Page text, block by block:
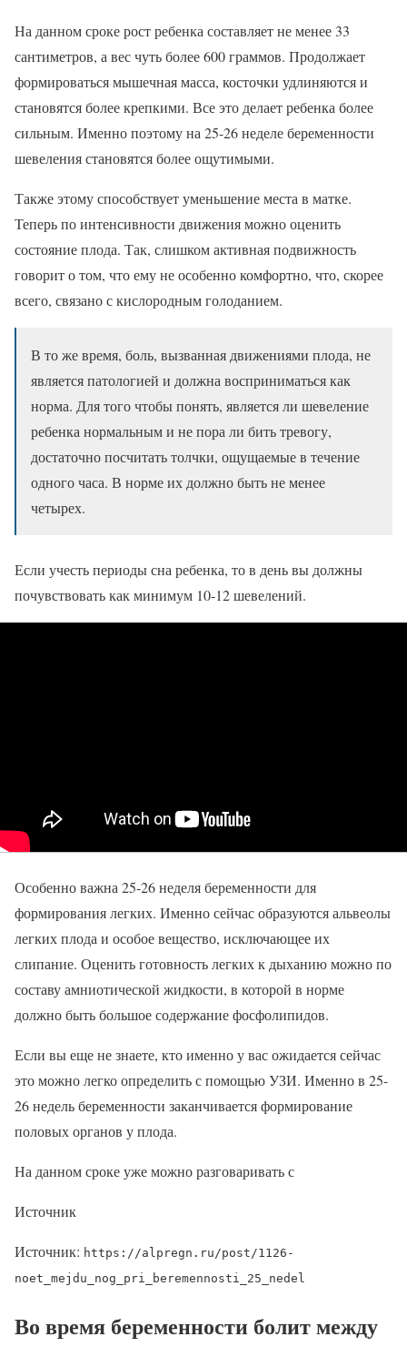
На данном сроке рост ребенка составляет не менее 33
сантиметров, а вес чуть более 600 граммов. Продолжает
формироваться мышечная масса, косточки удлиняются и
становятся более крепкими. Все это делает ребенка более
сильным. Именно поэтому на 25-26 неделе беременности
шевеления становятся более ощутимыми.
Также этому способствует уменьшение места в матке.
Теперь по интенсивности движения можно оценить
состояние плода. Так, слишком активная подвижность
говорит о том, что ему не особенно комфортно, что, скорее
всего, связано с кислородным голоданием.
В то же время, боль, вызванная движениями плода, не
является патологией и должна восприниматься как
норма. Для того чтобы понять, является ли шевеление
ребенка нормальным и не пора ли бить тревогу,
достаточно посчитать толчки, ощущаемые в течение
одного часа. В норме их должно быть не менее
четырех.
Если учесть периоды сна ребенка, то в день вы должны
почувствовать как минимум 10-12 шевелений.
Особенно важна 25-26 неделя беременности для
формирования легких. Именно сейчас образуются альвеолы
легких плода и особое вещество, исключающее их
слипание. Оценить готовность легких к дыханию можно по
составу амниотической жидкости, в которой в норме
должно быть большое содержание фосфолипидов.
Если вы еще не знаете, кто именно у вас ожидается сейчас
это можно легко определить с помощью УЗИ. Именно в 25-
26 недель беременности заканчивается формирование
половых органов у плода.
На данном сроке уже можно разговаривать с
Источник
Источник: https://alpregn.ru/post/1126-
noet_mejdu_nog_pri_beremennosti_25_nedel
Во время беременности болит между